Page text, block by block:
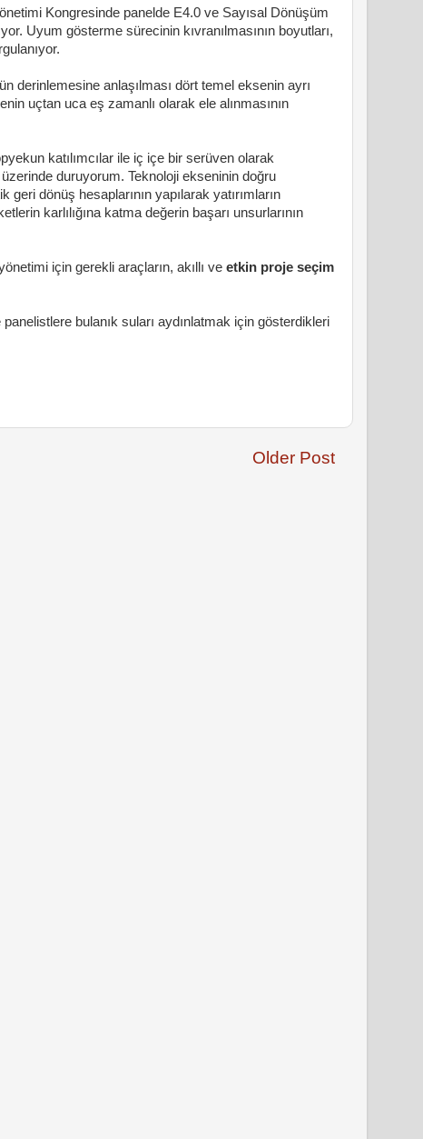
Kongresinde panelde E4.0 ve Sayısal Dönüşüm
Uyum gösterme sürecinin kıvranılmasının boyutları,
derinlemesine anlaşılması dört temel eksenin ayrı
uçtan uca eş zamanlı olarak ele alınmasının
katılımcılar ile iç içe bir serüven olarak
duruyorum. Teknoloji ekseninin doğru
geri dönüş hesaplarının yapılarak yatırımların
karlılığına katma değerin başarı unsurlarının
için gerekli araçların, akıllı ve etkin proje seçim
bulanık suları aydınlatmak için gösterdikleri
Older Post